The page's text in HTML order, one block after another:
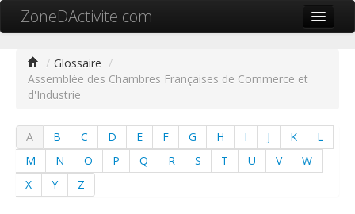
ZoneDActivite.com
Actualité
Recherche avancée
Référencer ma zone
/ Glossaire /
Assemblée des Chambres Françaises de Commerce et
d'Industrie
A B C D E F G H I J K
L
M
N O P Q R S T U V
W
X
Y Z